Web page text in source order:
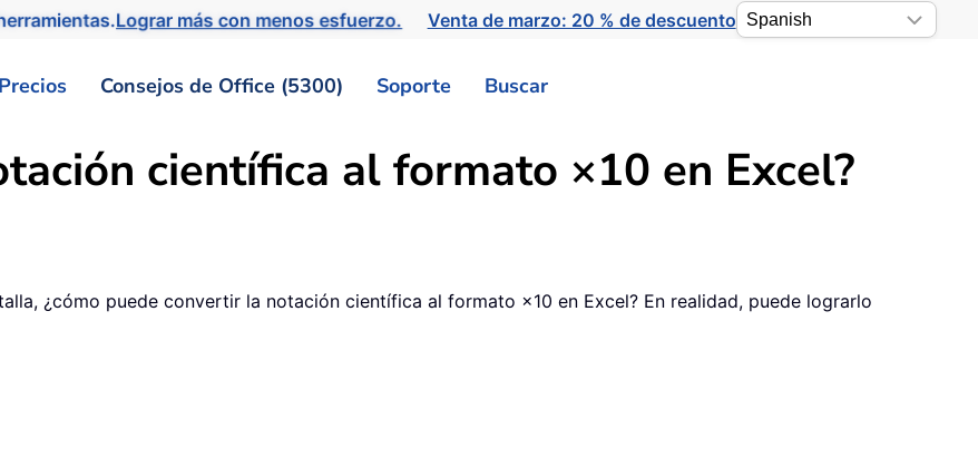
Lograr más con menos esfuerzo. Venta de marzo: 20 % de descuento
Precios Consejos de Office (5300) Soporte Buscar
científica al formato ×10 en Excel?
¿cómo puede convertir la notación científica al formato ×10 en Excel? En realidad, puede lograrlo